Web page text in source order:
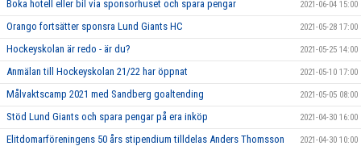
Boka hotell eller bil via sponsorhuset och spara pengar 2021-06-04 15:00
Orango fortsätter sponsra Lund Giants HC 2021-05-28 17:00
Hockeyskolan är redo - är du? 2021-05-25 14:00
Anmälan till Hockeyskolan 21/22 har öppnat 2021-05-10 17:00
Målvaktscamp 2021 med Sandberg goaltending 2021-05-05 08:00
Stöd Lund Giants och spara pengar på era inköp 2021-04-30 16:00
Elitdomarföreningens 50 års stipendium tilldelas Anders Thomsson 2021-04-30 10:00